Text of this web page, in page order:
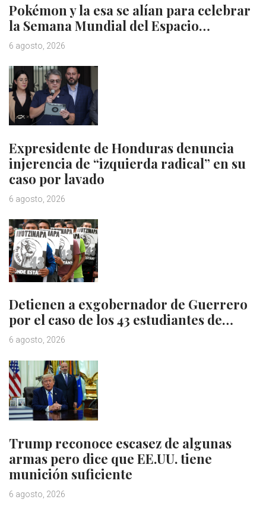
Pokémon y la esa se alían para celebrar
la Semana Mundial del Espacio…
6 agosto, 2026
Expresidente de Honduras denuncia
injerencia de “izquierda radical” en su
caso por lavado
6 agosto, 2026
Detienen a exgobernador de Guerrero
por el caso de los 43 estudiantes de…
6 agosto, 2026
Trump reconoce escasez de algunas
armas pero dice que EE.UU. tiene
munición suficiente
6 agosto, 2026